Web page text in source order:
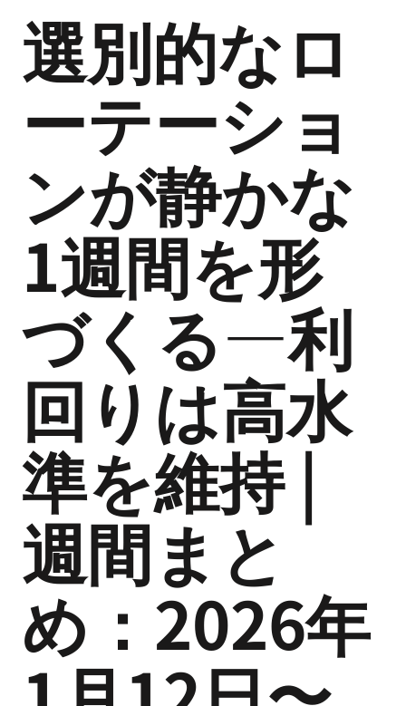
選別的なロ
ーテーショ
ンが静かな
1週間を形
づくる—利
回りは高水
準を維持 |
週間まと
め：2026年